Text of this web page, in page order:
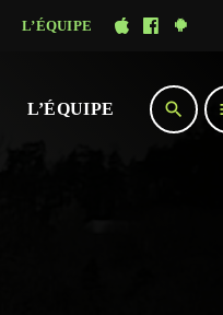
L’ÉQUIPE
L’ÉQUIPE search